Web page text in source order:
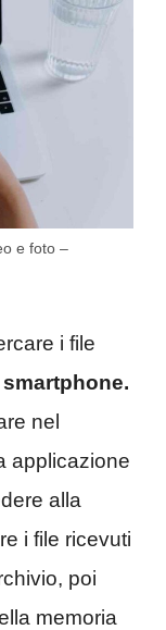
e foto –
i file
nel
applicazione
alla
i file ricevuti
poi
memoria